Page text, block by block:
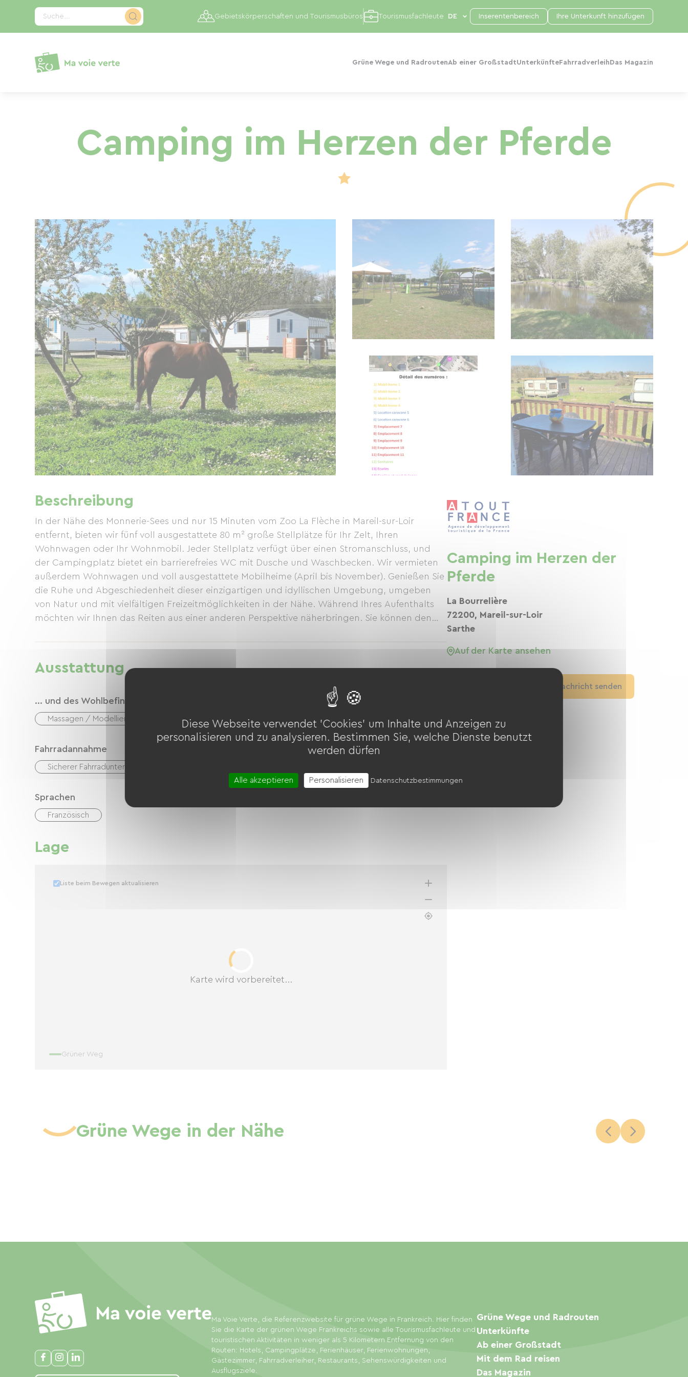
Suche...
Grüne Wege und RadroutenAb einer GroßstadtUnterkünfte Fahrradverleih Das Magazin
Gebietskörperschaften und Tourismusbüros Tourismusfachleute Inserentenbereich Ihre Unterkunft hinzufügen
Camping im Herzen der Pferde
Beschreibung
In der Nähe des Monnerie-Sees und nur 15 Minuten vom Zoo La Flèche in Mareil-sur-Loir
entfernt, bieten wir fünf voll ausgestattete 80 m² große Stellplätze für Ihr Zelt, Ihren
Wohnwagen oder Ihr Wohnmobil. Jeder Stellplatz verfügt über einen Stromanschluss, und
der Campingplatz bietet ein barrierefreies WC mit Dusche und Waschbecken. Wir vermieten
außerdem Wohnwagen und voll ausgestattete Mobilheime (April bis November). Genießen Sie
die Ruhe und Abgeschiedenheit dieser einzigartigen und idyllischen Umgebung, umgeben
von Natur und mit vielfältigen Freizeitmöglichkeiten in der Nähe. Während Ihres Aufenthalts
möchten wir Ihnen das Reiten aus einer anderen Perspektive näherbringen. Sie können den
Ausstattung
... und des Wohlbefindens
Massagen / Modellierungen
Fahrradannahme
Sicherer Fahrradunterstand
Sprachen
Französisch
Lage
Karte wird vorbereitet...
Liste beim Bewegen aktualisieren
Grüner Weg
Camping im Herzen der
Pferde
La Bourrelière
72200, Mareil-sur-Loir
Sarthe
Auf der Karte ansehen
Eine Nachricht senden
Grüne Wege in der Nähe
Ma Voie Verte, die Referenzwebsite für grüne Wege in Frankreich. Hier finden
Sie die Karte der grünen Wege Frankreichs sowie alle Tourismusfachleute und
touristischen Aktivitäten in weniger als 5 Kilometern Entfernung von den
Routen: Hotels, Campingplätze, Ferienhäuser, Ferienwohnungen,
Gästezimmer, Fahrradverleiher, Restaurants, Sehenswürdigkeiten und
Ausflugsziele.
Grüne Wege und Radrouten
Unterkünfte
Ab einer Großstadt
Mit dem Rad reisen
Das Magazin
Cookie-Einstellungen
Diese Webseite verwendet 'Cookies' um Inhalte und Anzeigen zu
personalisieren und zu analysieren. Bestimmen Sie, welche Dienste benutzt
werden dürfen
Alle akzeptieren Personalisieren Datenschutzbestimmungen